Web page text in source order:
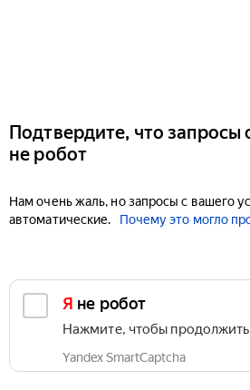
Подтвердите, что запросы
не робот
Нам очень жаль, но запросы с вашего
автоматические.
Почему это могло
Я не робот
Нажмите, чтобы продолжить
Yandex SmartCaptcha